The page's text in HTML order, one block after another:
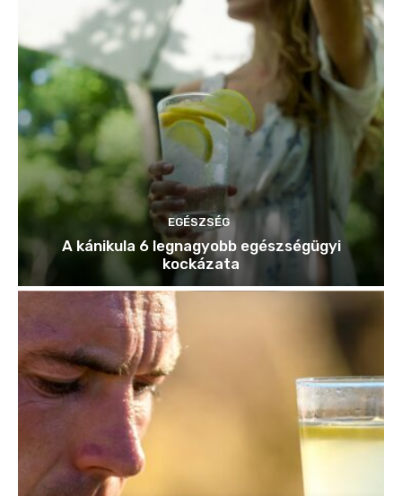
EGÉSZSÉG
A kánikula 6 legnagyobb egészségügyi
kockázata